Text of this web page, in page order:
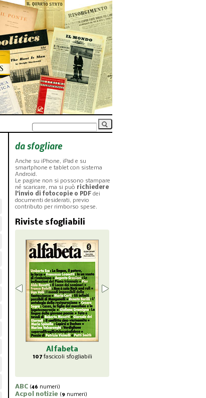
da sfogliare
Anche su iPhone, iPad e su
smartphone e tablet con sistema
Android.
Le pagine non si possono stampare
né scaricare, ma si può richiedere
l'invio di fotocopie o PDF dei
documenti desiderati, previo
contributo per rimborso spese.
Riviste sfogliabili
Almanacco del
1fascicoli sfogliabili
ABC (46 numeri)
Acpol notizie (9 numeri)